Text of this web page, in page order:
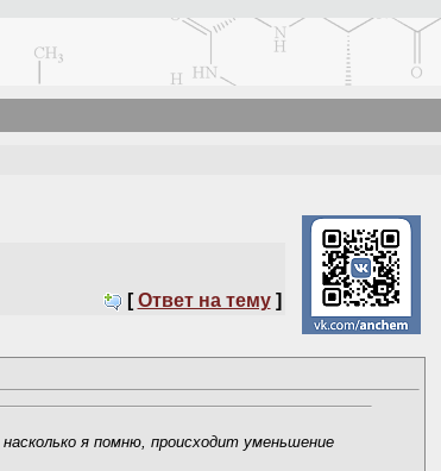
[ Ответ на тему ]
я помню, происходит уменьшение